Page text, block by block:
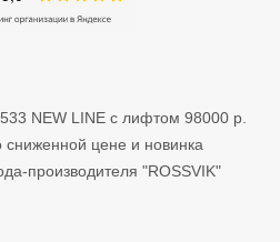
NEW LINE с лифтом 98000 р.
цене и новинка
производителя "ROSSVIK"